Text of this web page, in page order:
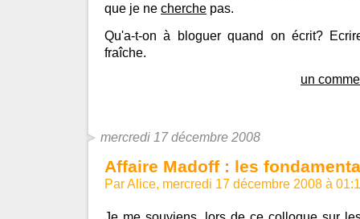
que je ne cherche pas.
Qu'a-t-on à bloguer quand on écrit?
fraîche.
un
mercredi 17 décembre 2008
Affaire Madoff : les
Par Alice, mercredi 17 décembre 2008 à